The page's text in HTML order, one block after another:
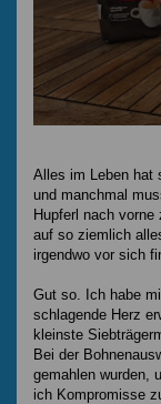
Alles im Leben hat
und manchmal
Hupferl nach
auf so ziemlich
irgendwo vor sich
Gut so. Ich habe
schlagende Herz
kleinste
Bei der
gemahlen wurden,
ich Kompromisse